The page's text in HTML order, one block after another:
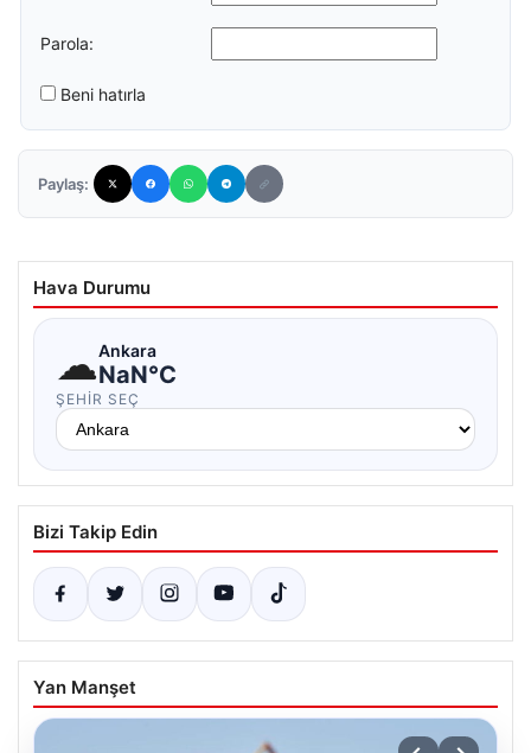
Parola:
Beni hatırla
Paylaş:
Hava Durumu
☁Ankara
NaN°C
ŞEHIR SEÇ
Bizi Takip Edin
Yan Manşet